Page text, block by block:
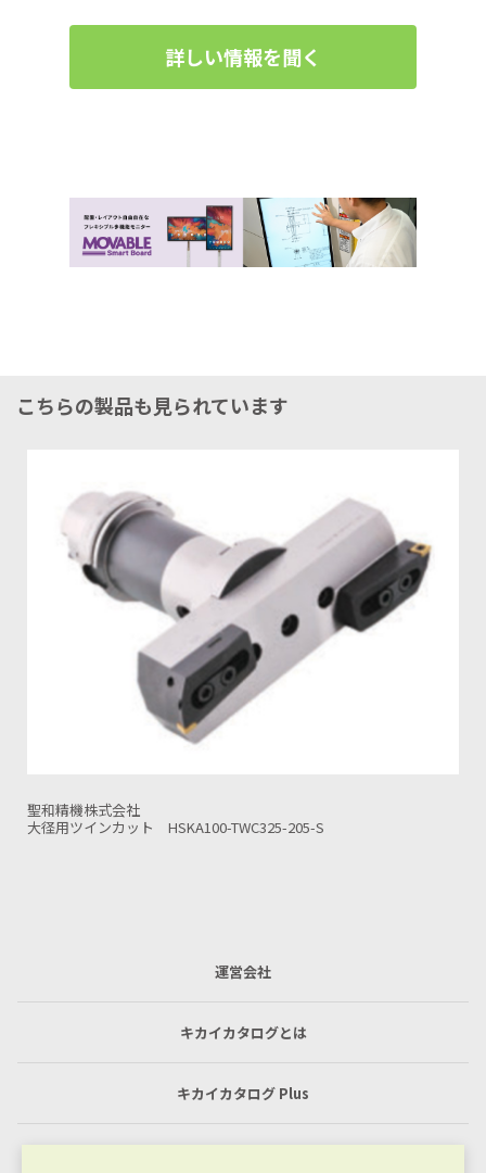
詳しい情報を聞く
こちらの製品も見られています
205-S
ファーストカット BT/BBT50-FIC150N-
運営会社
キカイカタログとは
キカイカタログ Plus